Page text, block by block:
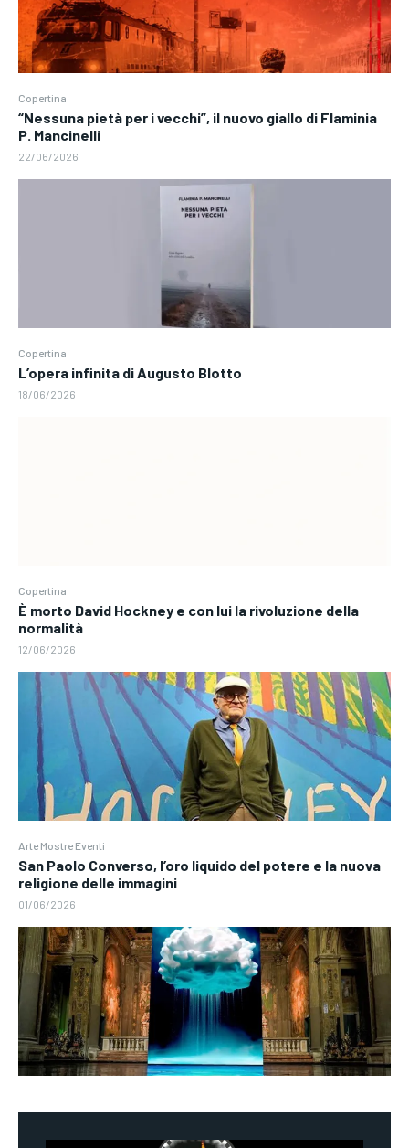
Copertina
“Nessuna pietà per i vecchi”, il nuovo giallo di Flaminia
P. Mancinelli
22/06/2026
Copertina
L’opera infinita di Augusto Blotto
18/06/2026
Copertina
È morto David Hockney e con lui la rivoluzione della
normalità
12/06/2026
Arte Mostre Eventi
San Paolo Converso, l’oro liquido del potere e la nuova
religione delle immagini
01/06/2026